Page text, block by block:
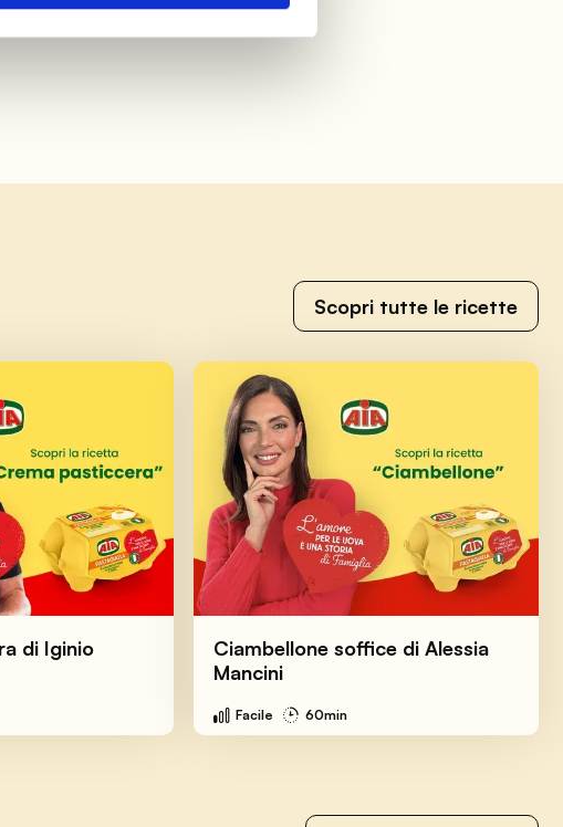
Scopri tutte le ricette
di Iginio
Ciambellone soffice di Alessia
Mancini
Facile 60min